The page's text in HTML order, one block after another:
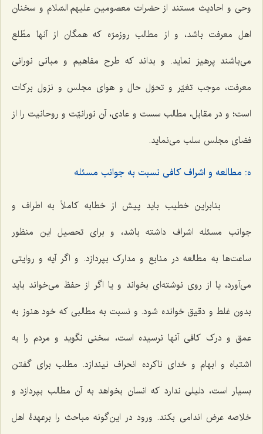
وحی و احادیث مستند از حضرات معصومین علیهم السّلام و سخنان
اهل معرفت باشد، و از مطالب روزمرّه که همگان از آنها مطّلع
می‌باشند پرهیز نماید. و بداند که طرح مفاهیم و مبانی نورانی
معرفت، موجب تغیّر و تحوّل حال و هوای مجلس و نزول برکات
است؛ و در مقابل، مطالب سست و عادی، آن نورانیّت و روحانیت را از
فضای مجلس سلب می‌نماید.
ه: مطالعه و اشراف کافی نسبت به جوانب مسئله
بنابراین خطیب باید پیش از خطابه کاملاً به اطراف و
جوانب مسئله اشراف داشته باشد، و برای تحصیل این منظور
ساعت‌ها به مطالعه در منابع و مدارک بپردازد. و اگر آیه و روایتی
می‌آورد، یا از روی نوشته‌ای بخواند و یا اگر از حفظ می‌خواند باید
بدون غلط و دقیق خوانده شود. و نسبت به مطالبی که خود هنوز به
عمق و درک کافی آنها نرسیده است، سخنی نگوید و مردم را به
اشتباه و ابهام و خدای ناکرده انحراف نیندازد. مطلب برای گفتن
بسیار است، دلیلی ندارد که انسان بخواهد به آن مطالب بپردازد و
خلاصه عرض اندامی بکند. ورود در این‌گونه مباحث را برعهدۀ اهل